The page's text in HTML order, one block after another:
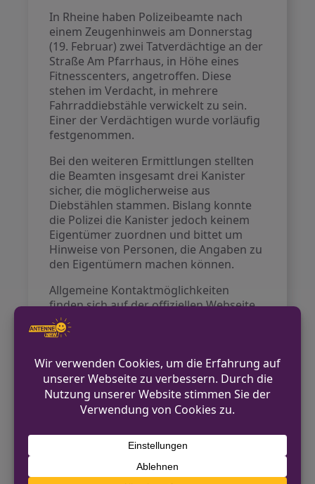
In Rheine haben Polizeibeamte nach
einem Zeugenhinweis am Donnerstag
(19. Februar) zwei Tatverdächtige an der
Straße Am Pfarrhaus, in Höhe eines
Fitnesscenters, angetroffen. Diese
stehen im Verdacht, in mehrere
Fahrraddiebstähle verwickelt zu sein.
Einer der Verdächtigen wurde vorläufig
festgenommen.
Bei den weiteren Ermittlungen stellten
die Beamten insgesamt drei Kanister
sicher, die möglicherweise aus
Diebstählen stammen. Bislang konnte
die Polizei die Kanister jedoch keinem
Eigentümer zuordnen und bittet um
Hinweise von Personen, die Angaben zu
den Eigentümern machen können.
Allgemeine Kontaktmöglichkeiten
finden sich auf der offiziellen Webseite
der Polizei Steinfurt
https://www.polizei.nrw/steinfurt
VORHERIGER BEITRAG
Werkzeuge aus Firma in Gütersloh
gestohlen
NÄCHSTER BEITRAG
Motorradfahrer bei Verkehrsunfall in Kerpen